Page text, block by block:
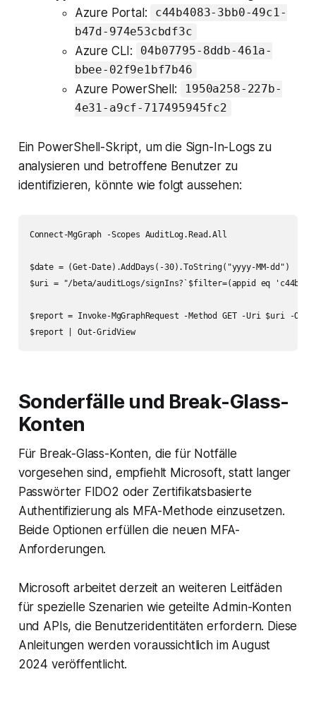
Azure Portal:
c44b4083-3bb0-49c1-
b47d-974e53cbdf3c
Azure CLI:
04b07795-8ddb-461a-
bbee-02f9e1bf7b46
Azure PowerShell:
1950a258-227b-
4e31-a9cf-717495945fc2
Ein PowerShell-Skript, um die Sign-In-Logs zu
analysieren und betroffene Benutzer zu
identifizieren, könnte wie folgt aussehen:
Connect-MgGraph -Scopes AuditLog.Read.All
$date = (Get-Date).AddDays(-30).ToString("yyyy-MM-dd")
$uri = "/beta/auditLogs/signIns?`$filter=(appid eq 'c44b4083-
$report = Invoke-MgGraphRequest -Method GET -Uri $uri -
$report | Out-GridView
Sonderfälle und Break-Glass-
Konten
Für Break-Glass-Konten, die für Notfälle
vorgesehen sind, empfiehlt Microsoft, statt langer
Passwörter FIDO2 oder Zertifikatsbasierte
Authentifizierung als MFA-Methode einzusetzen.
Beide Optionen erfüllen die neuen MFA-
Anforderungen.
Microsoft arbeitet derzeit an weiteren Leitfäden
für spezielle Szenarien wie geteilte Admin-Konten
und APIs, die Benutzeridentitäten erfordern. Diese
Anleitungen werden voraussichtlich im August
2024 veröffentlicht.